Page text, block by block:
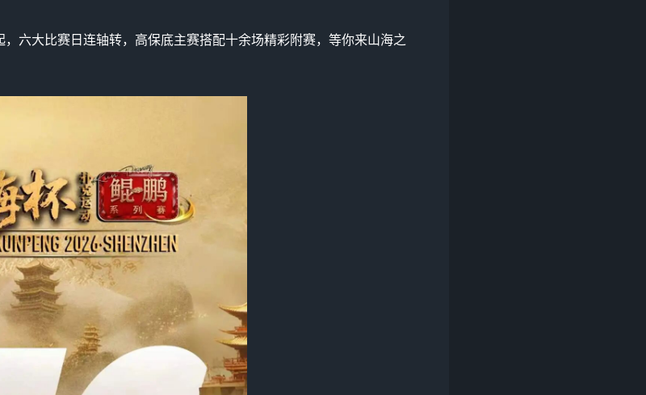
六大比赛日连轴转，高保底主赛搭配十余场精彩附赛，等你来山海之